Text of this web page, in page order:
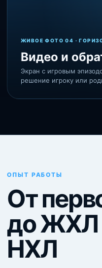
ЖИВОЕ ФОТО 04 ·
Видео и
Экран с игровым
решение игроку или
ОПЫТ РАБОТЫ
От
до ЖХЛ
НХЛ